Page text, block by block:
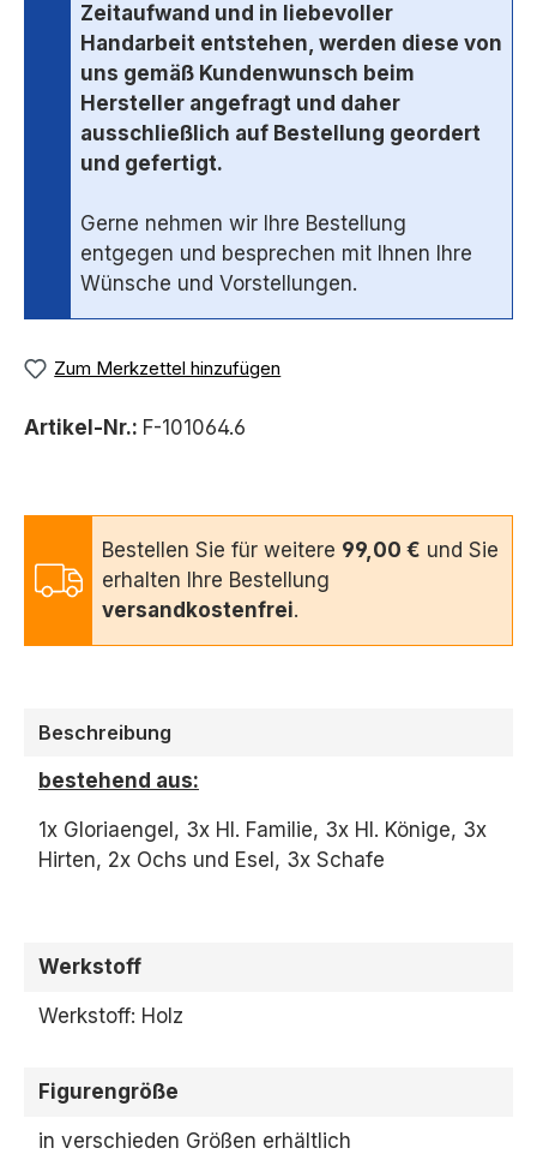
Zeitaufwand und in liebevoller
Handarbeit entstehen, werden diese von
uns gemäß Kundenwunsch beim
Hersteller angefragt und daher
ausschließlich auf Bestellung geordert
und gefertigt.
Gerne nehmen wir Ihre Bestellung
entgegen und besprechen mit Ihnen Ihre
Wünsche und Vorstellungen.
Zum Merkzettel hinzufügen
Artikel-Nr.: F-101064.6
Bestellen Sie für weitere 99,00 € und Sie
erhalten Ihre Bestellung
versandkostenfrei.
Beschreibung
bestehend aus:
1x Gloriaengel, 3x Hl. Familie, 3x Hl. Könige, 3x
Hirten, 2x Ochs und Esel, 3x Schafe
Werkstoff
Werkstoff: Holz
Figurengröße
in verschieden Größen erhältlich